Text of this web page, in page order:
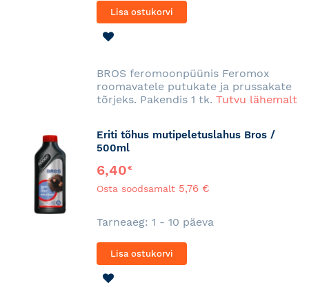
Lisa ostukorvi
BROS feromoonpüünis Feromox
roomavatele putukate ja prussakate
tõrjeks. Pakendis 1 tk. Tutvu lähemalt
Eriti tõhus mutipeletuslahus Bros /
500ml
6,40€
Osta soodsamalt 5,76 €
Tarneaeg: 1 - 10 päeva
Lisa ostukorvi